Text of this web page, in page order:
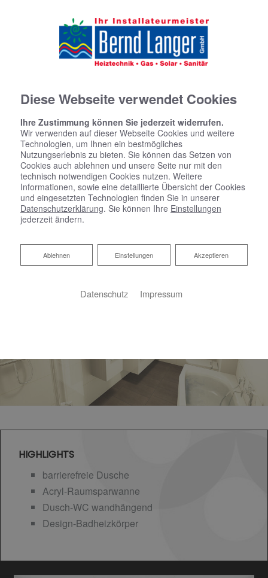
Startseite »Bad»Badinspiration & Musterbäder»Komfort-Bad 7 ㎡
HIGHLIGHTS
barrierefreie Dusche
Acryl-Raumsparwanne
Dusch-WC wandhängend
Design-Badheizkörper
Diese Webseite verwendet Cookies
Ihre Zustimmung können Sie jederzeit widerrufen.
Wir verwenden auf dieser Webseite Cookies und weitere
Technologien, um Ihnen ein bestmögliches
Nutzungserlebnis zu bieten. Sie können das Setzen von
Cookies auch ablehnen und unsere Seite nur mit den
technisch notwendigen Cookies nutzen. Weitere
Informationen, sowie eine detaillierte Übersicht der Cookies
und eingesetzten Technologien finden Sie in unserer
Datenschutzerklärung. Sie können Ihre Einstellungen
jederzeit ändern.
Akzeptieren
Einstellungen
Ablehnen
Ablehnen
Datenschutz Impressum